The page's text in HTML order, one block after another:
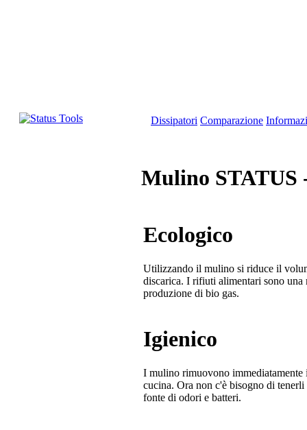
Dissipatori Сomparazione
Mulino STATUS
Ecologico
Utilizzando il mulino si riduce il
discarica. I rifiuti alimentari sono una
produzione di bio gas.
Igienico
I mulino rimuovono
cucina. Ora non c'è bisogno di tenerli
fonte di odori e batteri.